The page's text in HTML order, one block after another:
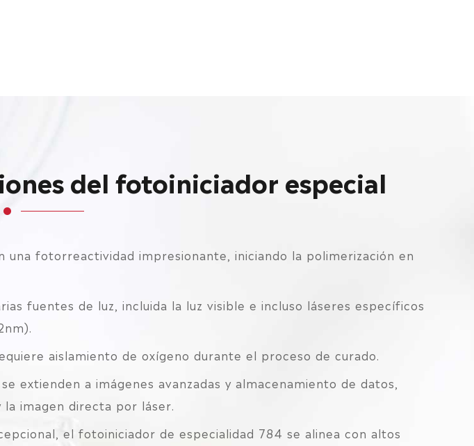
del fotoiniciador especial
fotorreactividad impresionante, iniciando la polimerización en
fuentes de luz, incluida la luz visible e incluso láseres específicos
aislamiento de oxígeno durante el proceso de curado.
extienden a imágenes avanzadas y almacenamiento de datos,
imagen directa por láser.
el fotoiniciador de especialidad 784 se alinea con altos